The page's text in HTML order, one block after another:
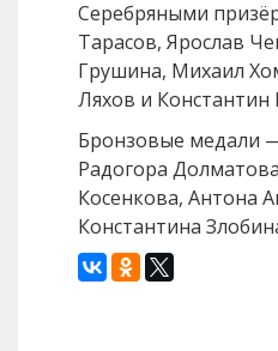
Серебряными
Тарасов, Ярослав
Грушина, Михаил
Ляхов и Константин
Бронзовые медали
Радогора
Косенкова, Антона
Константина